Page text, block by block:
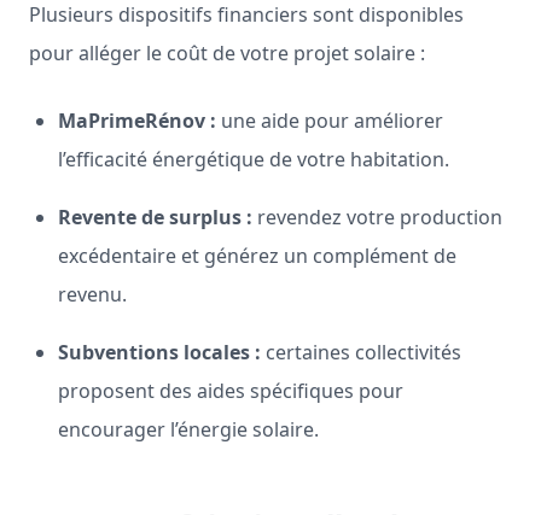
Plusieurs dispositifs financiers sont disponibles
pour alléger le coût de votre projet solaire :
MaPrimeRénov : une aide pour améliorer
l’efficacité énergétique de votre habitation.
Revente de surplus : revendez votre production
excédentaire et générez un complément de
revenu.
Subventions locales : certaines collectivités
proposent des aides spécifiques pour
encourager l’énergie solaire.